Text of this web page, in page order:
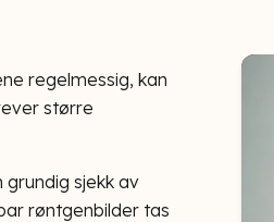
regelmessig, kan
større
grundig sjekk av
røntgenbilder tas